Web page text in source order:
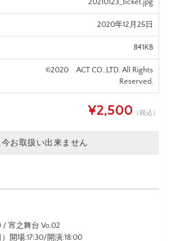
20210123_ticket.jpg
2020年12月25日
841KB
©2020 ACT CO.,LTD. All Rights
Reserved.
¥2,500 （税込）
今お取扱い出来ません
/ 宵之舞台 Vo.02
開場:17:30/開演:18:00